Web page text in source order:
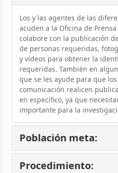
Los y las agentes de las
acuden a la Oficina de
colabore con la publicación
de personas requeridas,
y vídeos para obtener la
requeridas. También en
que se les ayude para que
comunicación realicen
en específico, ya que
importante para la
Población meta:
Procedimiento: